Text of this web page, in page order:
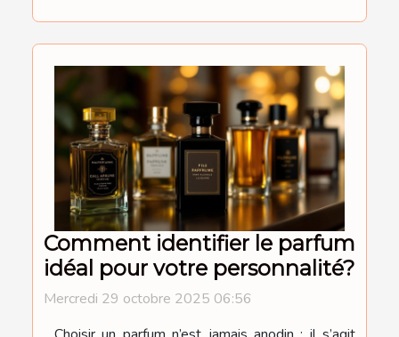
Comment identifier le parfum
idéal pour votre personnalité?
Mercredi 29 octobre 2025 06:56